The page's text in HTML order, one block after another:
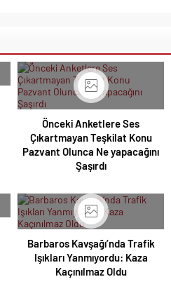
Önceki Anketlere Ses
Çıkartmayan Teşkilat Konu
Pazvant Olunca Ne yapacağını
Şaşırdı
Barbaros Kavşağı’nda Trafik
Işıkları Yanmıyordu: Kaza
Kaçınılmaz Oldu